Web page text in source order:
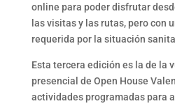
online para poder disfrutar
las visitas y las rutas, pero con
requerida por la situación
Esta tercera edición es la de la
presencial de Open House
actividades programadas para